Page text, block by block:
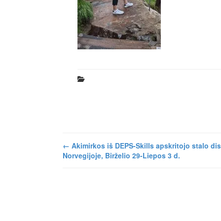
← Akimirkos iš DEPS-Skills apskritojo stalo
Norvegijoje, Birželio 29-Liepos 3 d.